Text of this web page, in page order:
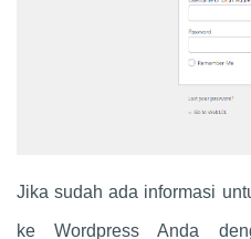
Jika sudah ada informasi
ke Wordpress Anda